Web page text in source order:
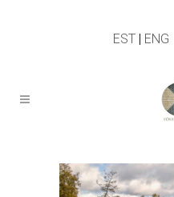
EST | ENG